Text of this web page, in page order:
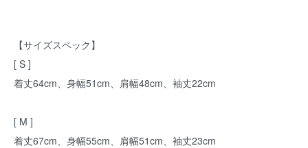
【サイズスペック】
[ S ]
着丈64cm、身幅51cm、肩幅48cm、袖丈22cm
[ M ]
着丈67cm、身幅55cm、肩幅51cm、袖丈23cm